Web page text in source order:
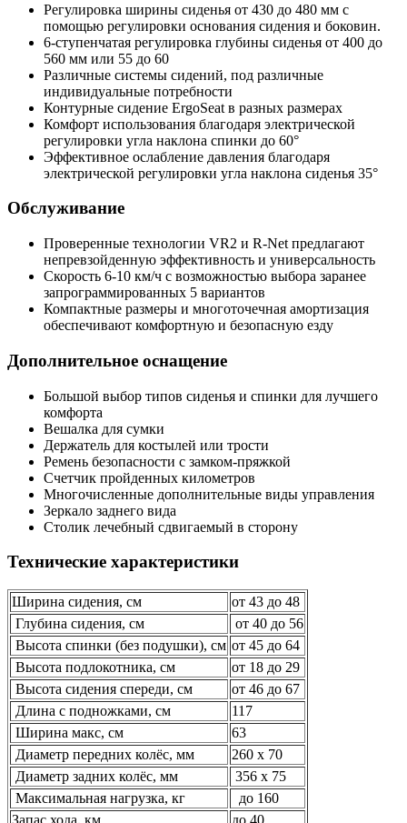
Регулировка ширины сиденья от 430 до 480 мм с
помощью регулировки основания сидения и боковин.
6-ступенчатая регулировка глубины сиденья от 400 до
560 мм или 55 до 60
Различные системы сидений, под различные
индивидуальные потребности
Контурные сидение ErgoSeat в разных размерах
Комфорт использования благодаря электрической
регулировки угла наклона спинки до 60°
Эффективное ослабление давления благодаря
электрической регулировки угла наклона сиденья 35°
Обслуживание
Проверенные технологии VR2 и R-Net предлагают
непревзойденную эффективность и универсальность
Скорость 6-10 км/ч с возможностью выбора заранее
запрограммированных 5 вариантов
Компактные размеры и многоточечная амортизация
обеспечивают комфортную и безопасную езду
Дополнительное оснащение
Большой выбор типов сиденья и спинки для лучшего
комфорта
Вешалка для сумки
Держатель для костылей или трости
Ремень безопасности с замком-пряжкой
Счетчик пройденных километров
Многочисленные дополнительные виды управления
Зеркало заднего вида
Столик лечебный сдвигаемый в сторону
Технические характеристики
Ширина сидения, см
от 43 до 48
Глубина сидения, см
от 40 до 56
Высота спинки (без подушки), см от 45 до 64
Высота подлокотника, см
от 18 до 29
Высота сидения спереди, см
от 46 до 67
Длина с подножками, см
117
Ширина макс, см
63
Диаметр передних колёс, мм
260 х 70
Диаметр задних колёс, мм
356 х 75
Максимальная нагрузка, кг
до 160
Запас хода, км
до 40